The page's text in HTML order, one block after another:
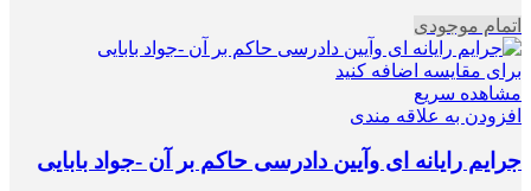
اتمام موجودی
برای مقایسه اضافه کنید
مشاهده سریع
افزودن به علاقه مندی
جرایم رایانه ای وآیین دادرسی حاکم بر آن -جواد بابایی